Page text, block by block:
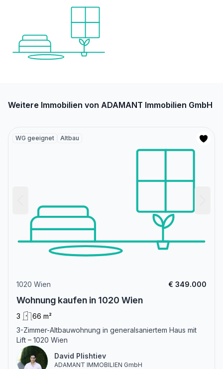
Weitere Immobilien von ADAMANT Immobilien GmbH
WG geeignet Altbau
1020 Wien € 349.000
Wohnung kaufen in 1020 Wien
3
66 m²
3-Zimmer-Altbauwohnung in generalsaniertem Haus mit
Lift – 1020 Wien
David Plishtiev
ADAMANT IMMOBILIEN GmbH